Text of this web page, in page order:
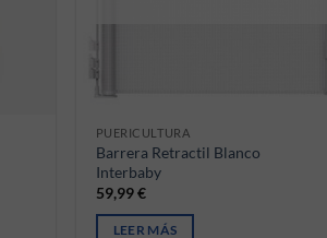
PUERICULTURA
Barrera Retractil Blanco
Interbaby
59,99€
LEER MÁS